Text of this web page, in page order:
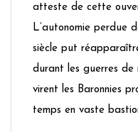
atteste de cette
L’autonomie perdue
siècle put
durant les guerres de
virent les Baronnies
temps en vaste